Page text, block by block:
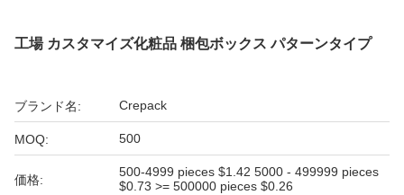
工場 カスタマイズ化粧品 梱包ボックス パターンタイプ
ブランド名: Crepack
MOQ: 500
価格:
500-4999 pieces $1.42 5000 - 499999 pieces
$0.73 >= 500000 pieces $0.26